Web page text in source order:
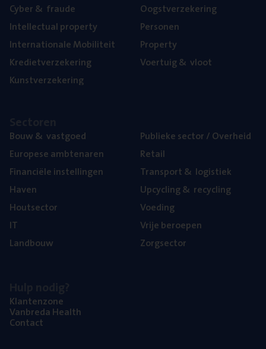
Cyber& fraude
Intel­lec­tu­al property
Inter­na­ti­o­na­le Mobiliteit
Kre­diet­ver­ze­ke­ring
Kunst­ver­ze­ke­ring
Oogst­ver­ze­ke­ring
Per­so­nen
Pro­per­ty
Voer­tuig& vloot
Bouw& vastgoed
Euro­pe­se ambtenaren
Finan­ci­ë­le instellingen
Haven
Hout­sec­tor
IT
Land­bouw
Publie­ke sec­tor / Overheid
Retail
Trans­port& logistiek
Upcy­cling& recycling
Voe­ding
Vrije beroe­pen
Zorg­sec­tor
Klan­ten­zo­ne
Van­b­re­da Health
Con­tact